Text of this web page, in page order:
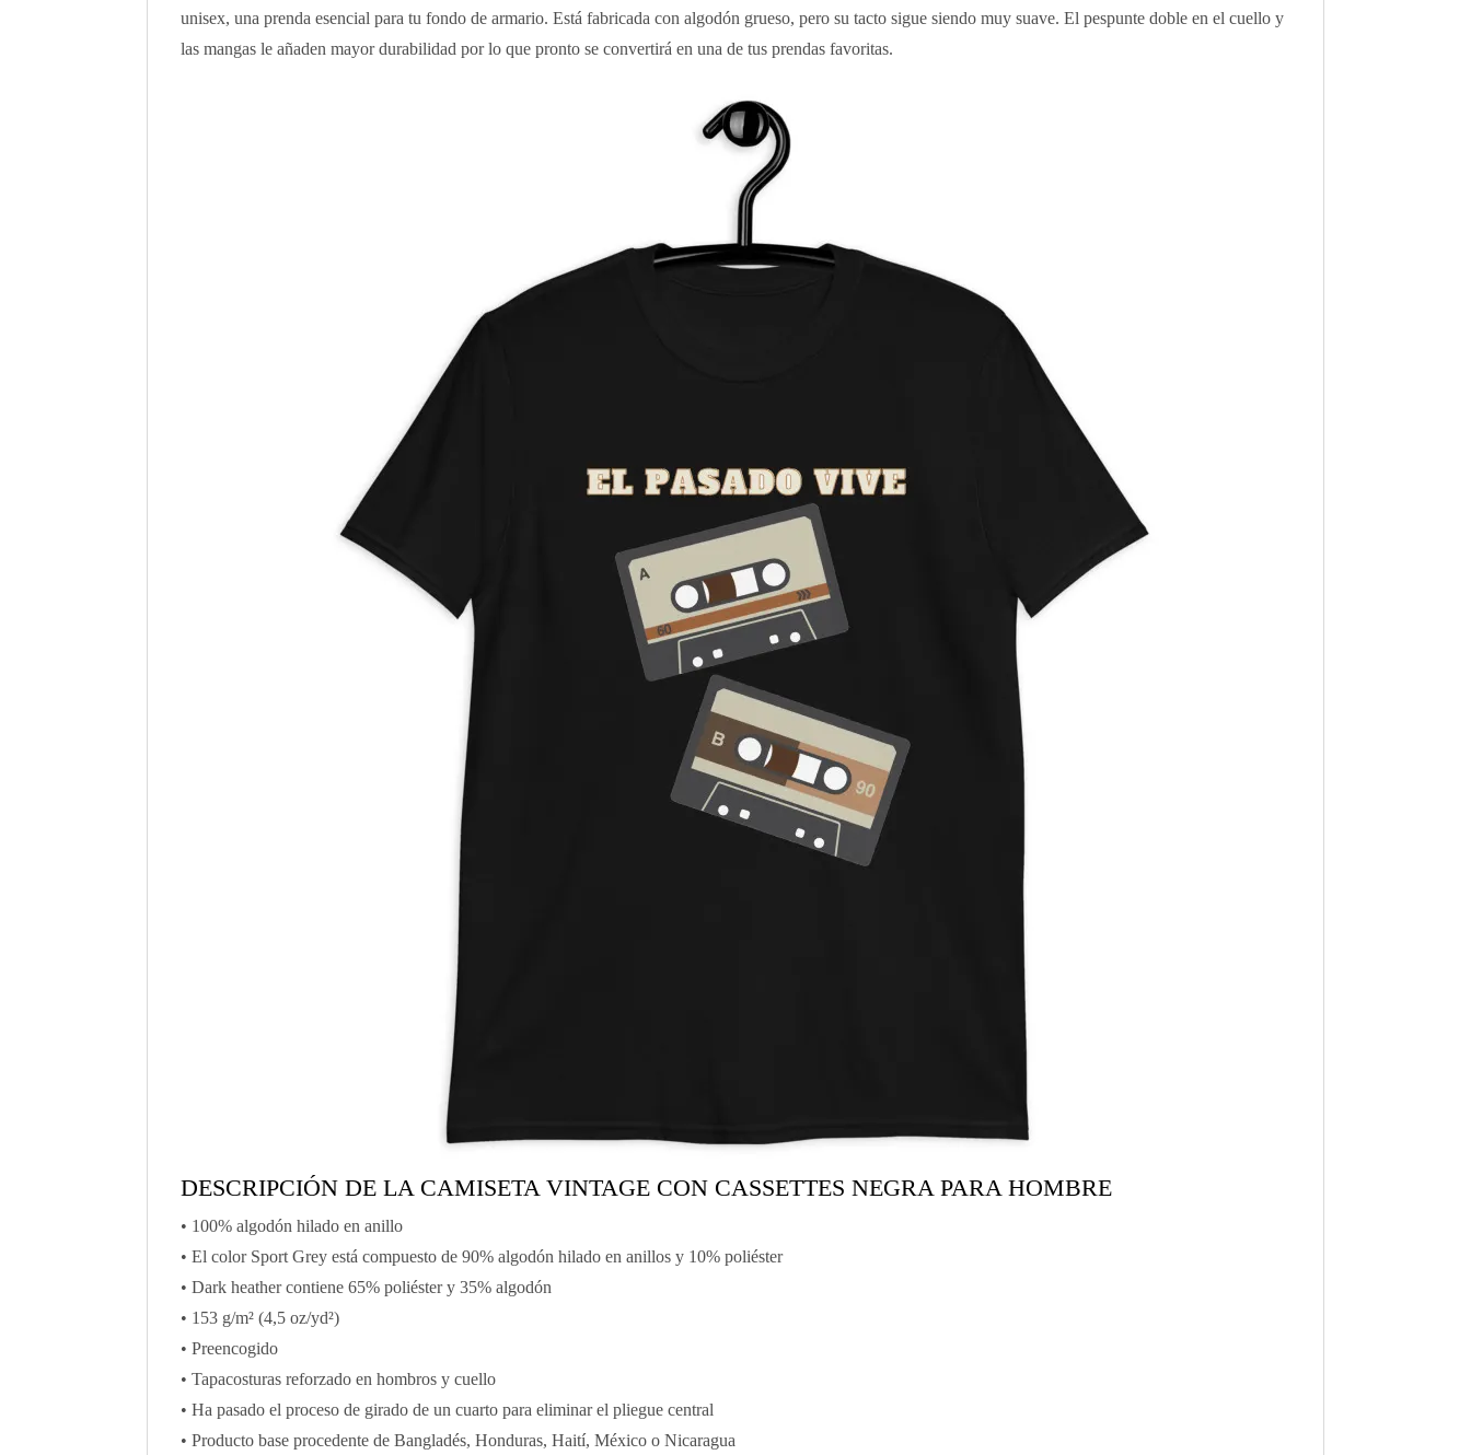
unisex, una prenda esencial para tu fondo de armario. Está fabricada con algodón grueso, pero su tacto sigue siendo muy suave. El pespunte doble en el cuello y
las mangas le añaden mayor durabilidad por lo que pronto se convertirá en una de tus prendas favoritas.
DESCRIPCIÓN DE LA CAMISETA VINTAGE CON CASSETTES NEGRA PARA HOMBRE
• 100% algodón hilado en anillo
• El color Sport Grey está compuesto de 90% algodón hilado en anillos y 10% poliéster
• Dark heather contiene 65% poliéster y 35% algodón
• 153 g/m² (4,5 oz/yd²)
• Preencogido
• Tapacosturas reforzado en hombros y cuello
• Ha pasado el proceso de girado de un cuarto para eliminar el pliegue central
• Producto base procedente de Bangladés, Honduras, Haití, México o Nicaragua